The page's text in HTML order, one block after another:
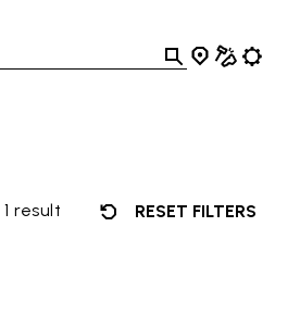
1 result RESET FILTERS